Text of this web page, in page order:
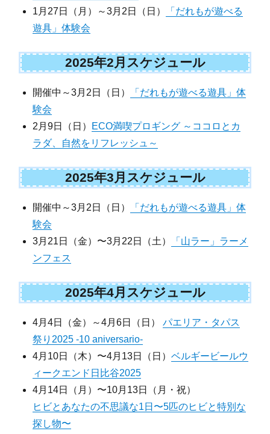
1月27日（月）～3月2日（日）
「だれもが遊べる
遊具」体験会
2025年2月スケジュール
開催中～3月2日（日）
「だれもが遊べる遊具」体
験会
2月9日（日） ECO満喫プロギング ～ココロとカ
ラダ、自然をリフレッシュ～
2025年3月スケジュール
開催中～3月2日（日）
「だれもが遊べる遊具」体
験会
3月21日（金）〜3月22日（土）
「山ラー」ラーメ
ンフェス
2025年4月スケジュール
4月4日（金）～4月6日（日）パエリア・タパス
祭り2025 -10 aniversario-
4月10日（木）〜4月13日（日）ベルギービールウ
ィークエンド日比谷2025
4月14日（月）〜10月13日（月・祝）
ヒビとあなたの不思議な1日〜5匹のヒビと特別な
探し物〜